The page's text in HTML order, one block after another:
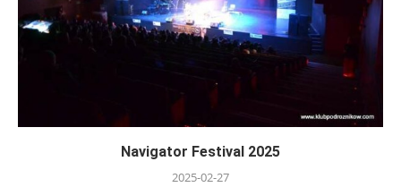
Navigator Festival 2025
2025-02-27